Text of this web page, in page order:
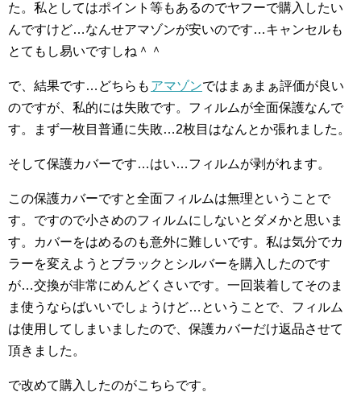
た。私としてはポイント等もあるのでヤフーで購入したい
んですけど…なんせアマゾンが安いのです…キャンセルも
とてもし易いですしね＾＾
で、結果です…どちらも アマゾンではまぁまぁ評価が良い
のですが、私的には失敗です。フィルムが全面保護なんで
す。まず一枚目普通に失敗…2枚目はなんとか張れました。
そして保護カバーです…はい…フィルムが剥がれます。
この保護カバーですと全面フィルムは無理ということで
す。ですので小さめのフィルムにしないとダメかと思いま
す。カバーをはめるのも意外に難しいです。私は気分でカ
ラーを変えようとブラックとシルバーを購入したのです
が…交換が非常にめんどくさいです。一回装着してそのま
ま使うならばいいでしょうけど…ということで、フィルム
は使用してしまいましたので、保護カバーだけ返品させて
頂きました。
で改めて購入したのがこちらです。